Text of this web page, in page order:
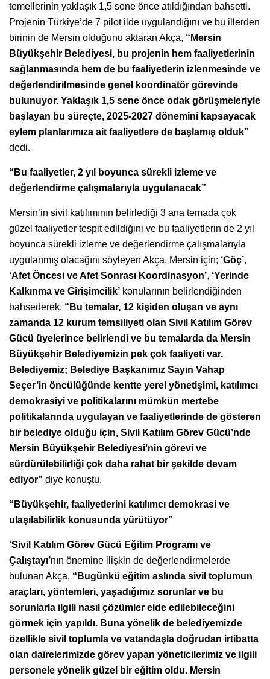
temellerinin yaklaşık 1,5 sene önce atıldığından bahsetti.
Projenin Türkiye’de 7 pilot ilde uygulandığını ve bu illerden
birinin de Mersin olduğunu aktaran Akça, “Mersin
Büyükşehir Belediyesi, bu projenin hem faaliyetlerinin
sağlanmasında hem de bu faaliyetlerin izlenmesinde ve
değerlendirilmesinde genel koordinatör görevinde
bulunuyor. Yaklaşık 1,5 sene önce odak görüşmeleriyle
başlayan bu süreçte, 2025-2027 dönemini kapsayacak
eylem planlarımıza ait faaliyetlere de başlamış olduk”
dedi.
“Bu faaliyetler, 2 yıl boyunca sürekli izleme ve
değerlendirme çalışmalarıyla uygulanacak”
Mersin’in sivil katılımının belirlediği 3 ana temada çok
güzel faaliyetler tespit edildiğini ve bu faaliyetlerin de 2 yıl
boyunca sürekli izleme ve değerlendirme çalışmalarıyla
uygulanmış olacağını söyleyen Akça, Mersin için; ‘Göç’,
‘Afet Öncesi ve Afet Sonrası Koordinasyon’, ‘Yerinde
Kalkınma ve Girişimcilik’ konularının belirlendiğinden
bahsederek, “Bu temalar, 12 kişiden oluşan ve aynı
zamanda 12 kurum temsiliyeti olan Sivil Katılım Görev
Gücü üyelerince belirlendi ve bu temalarda da Mersin
Büyükşehir Belediyemizin pek çok faaliyeti var.
Belediyemiz; Belediye Başkanımız Sayın Vahap
Seçer’in öncülüğünde kentte yerel yönetişimi, katılımcı
demokrasiyi ve politikalarını mümkün mertebe
politikalarında uygulayan ve faaliyetlerinde de gösteren
bir belediye olduğu için, Sivil Katılım Görev Gücü’nde
Mersin Büyükşehir Belediyesi’nin görevi ve
sürdürülebilirliği çok daha rahat bir şekilde devam
ediyor” diye konuştu.
“Büyükşehir, faaliyetlerini katılımcı demokrasi ve
ulaşılabilirlik konusunda yürütüyor”
‘Sivil Katılım Görev Gücü Eğitim Programı ve
Çalıştayı’nın önemine ilişkin de değerlendirmelerde
bulunan Akça, “Bugünkü eğitim aslında sivil toplumun
araçları, yöntemleri, yaşadığımız sorunlar ve bu
sorunlarla ilgili nasıl çözümler elde edilebileceğini
görmek için yapıldı. Buna yönelik de belediyemizde
özellikle sivil toplumla ve vatandaşla doğrudan irtibatta
olan dairelerimizde görev yapan yöneticilerimiz ve ilgili
personele yönelik güzel bir eğitim oldu. Mersin